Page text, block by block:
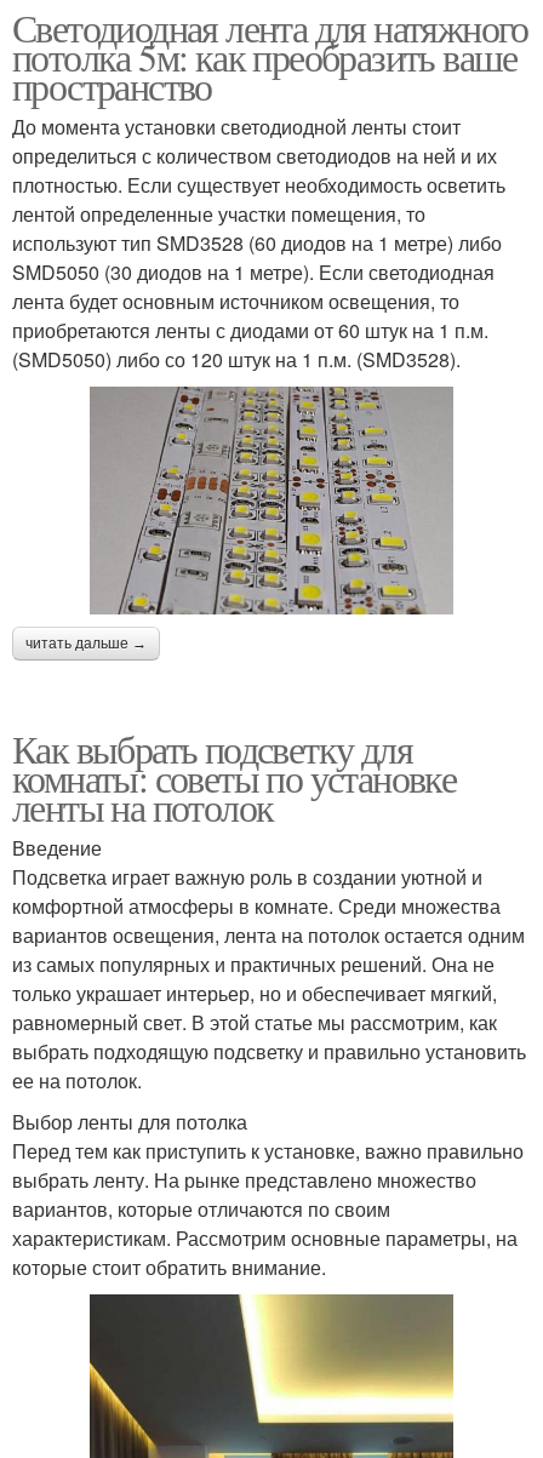
Светодиодная лента для натяжного
потолка 5м: как преобразить ваше
пространство
До момента установки светодиодной ленты стоит
определиться с количеством светодиодов на ней и их
плотностью. Если существует необходимость осветить
лентой определенные участки помещения, то
используют тип SMD3528 (60 диодов на 1 метре) либо
SMD5050 (30 диодов на 1 метре). Если светодиодная
лента будет основным источником освещения, то
приобретаются ленты с диодами от 60 штук на 1 п.м.
(SMD5050) либо со 120 штук на 1 п.м. (SMD3528).
читать дальше →
Как выбрать подсветку для
комнаты: советы по установке
ленты на потолок
Введение
Подсветка играет важную роль в создании уютной и
комфортной атмосферы в комнате. Среди множества
вариантов освещения, лента на потолок остается одним
из самых популярных и практичных решений. Она не
только украшает интерьер, но и обеспечивает мягкий,
равномерный свет. В этой статье мы рассмотрим, как
выбрать подходящую подсветку и правильно установить
ее на потолок.
Выбор ленты для потолка
Перед тем как приступить к установке, важно правильно
выбрать ленту. На рынке представлено множество
вариантов, которые отличаются по своим
характеристикам. Рассмотрим основные параметры, на
которые стоит обратить внимание.